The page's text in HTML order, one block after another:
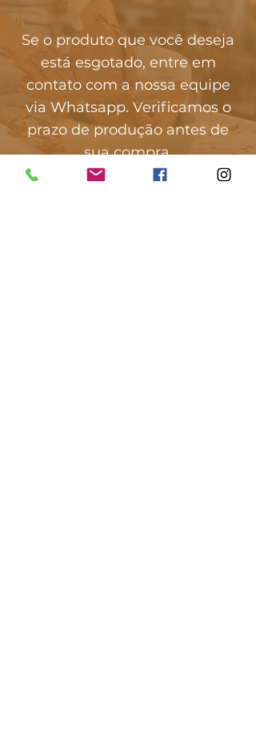
Se o produto que você deseja
está esgotado, entre em
contato com a nossa equipe
via Whatsapp. Verificamos o
prazo de produção antes de
sua compra.
Fale conosco agora